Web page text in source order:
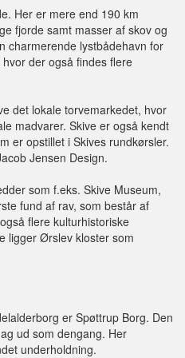
Her er mere end 190 km
fjorde samt masser af skov og
charmerende lystbådehavn for
der også findes flere
det lokale torvemarkedet, hvor
madvarer. Skive er også kendt
er opstillet i Skives rundkørsler.
Jensen Design.
som f.eks. Skive Museum,
fund af rav, som består af
flere kulturhistoriske
ligger Ørslev kloster som
er Spøttrup Borg. Den
ud som dengang. Her
underholdning.